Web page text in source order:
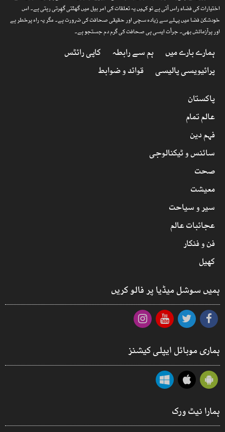
اختیارات کی فضاء راس آتی ہے تو کہیں یہ تعلقات کی امر بیل میں گھٹتی گھِرتی رہتی ہے۔ اس
خودشکن فضا میں پہلے سے زیادہ سچی اور حقیقی صحافت کی ضرورت ہے۔ مگر یہ راہ پرخطر ہے
اور پرآزمائش بھی۔ جرأت ایسی ہی صحافت کی گرم دم جستجو ہے۔
ہمارے بارے میں ہم سے رابطہ
کاپی رائٹس
پرائیویسی پالیسی
قوائد و ضوابط
پاکستان
عالم تمام
فہم دین
سائنس و ٹیکنالوجی
صحت
معیشت
سیر و سیاحت
عجائبات عالم
فن و فنکار
کھیل
ہمیں سوشل میڈیا پر فالو کریں
ہماری موبائل ایپلی کیشنز
ہمارا نیٹ ورک